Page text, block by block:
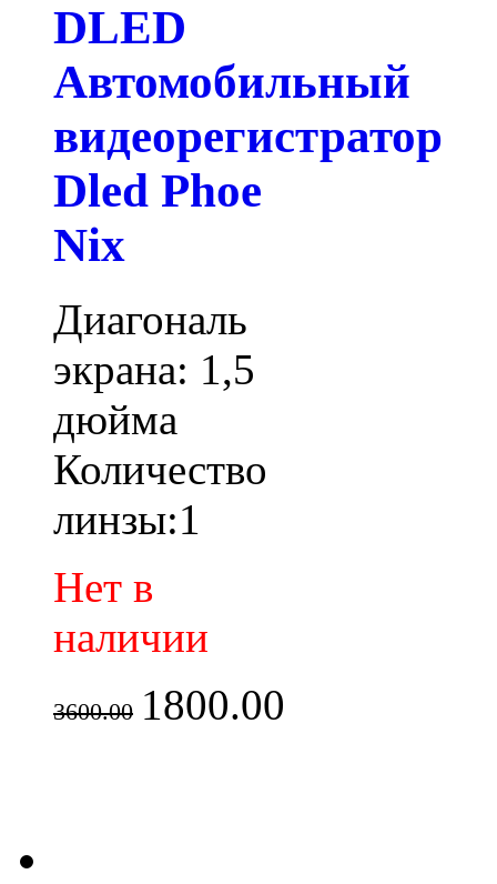
DLED
Автомобильный
видеорегистратор
Dled Phoe
Nix
Диагональ
экрана: 1,5
дюйма
Количество
линзы:1
Нет в
наличии
3600.00 1800.00